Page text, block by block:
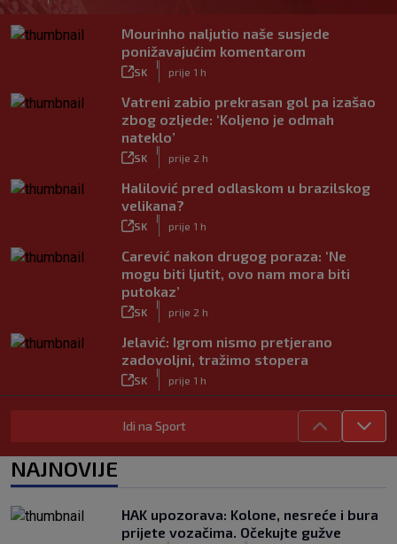
Mourinho naljutio naše susjede
ponižavajućim komentarom
SK prije 1 h
Vatreni zabio prekrasan gol pa izašao
zbog ozljede: ‘Koljeno je odmah
nateklo’
SK prije 2 h
Halilović pred odlaskom u brazilskog
velikana?
SK prije 1 h
Carević nakon drugog poraza: ‘Ne
mogu biti ljutit, ovo nam mora biti
putokaz’
SK prije 2 h
Jelavić: Igrom nismo pretjerano
zadovoljni, tražimo stopera
SK prije 1 h
Real teže od očekivanog pobijedio
Ferencvaroš, remi PSG-a i Manchester
|
posljednjim trenucima ispustio
pobjedu
Idi na Sport
NAJNOVIJE
HAK upozorava: Kolone, nesreće i bura
prijete vozačima. Očekujte gužve